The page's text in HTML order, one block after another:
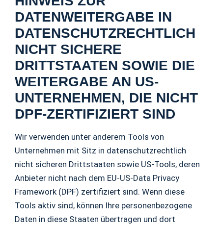
DATENWEITERGABE IN
DATENSCHUTZRECHTLICH
NICHT SICHERE
DRITTSTAATEN SOWIE DIE
WEITERGABE AN US-
UNTERNEHMEN, DIE NICHT
DPF-ZERTIFIZIERT SIND
Wir verwenden unter anderem Tools von
Unternehmen mit Sitz in datenschutzrechtlich
nicht sicheren Drittstaaten sowie US-Tools, deren
Anbieter nicht nach dem EU-US-Data Privacy
Framework (DPF) zertifiziert sind. Wenn diese
Tools aktiv sind, können Ihre personenbezogene
Daten in diese Staaten übertragen und dort